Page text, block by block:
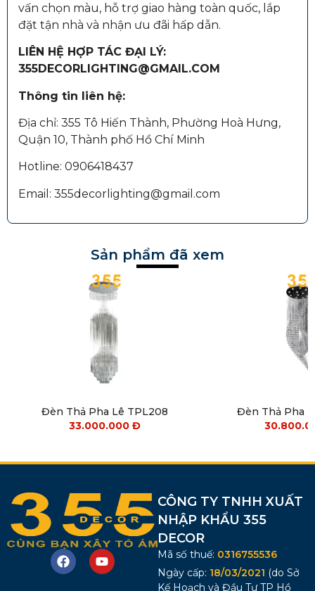
vấn chọn màu, hỗ trợ giao hàng toàn quốc, lắp
đặt tận nhà và nhận ưu đãi hấp dẫn.
LIÊN HỆ HỢP TÁC ĐẠI LÝ:
355DECORLIGHTING@GMAIL.COM
Thông tin liên hệ:
Địa chỉ: 355 Tô Hiến Thành, Phường Hoà Hưng,
Quận 10, Thành phố Hồ Chí Minh
Hotline: 0906418437
Email: 355decorlighting@gmail.com
Sản phẩm đã xem
Đèn Thả Pha Lê TPL208
33.000.000Đ
Đèn Thả Pha
CÔNG TY TNHH XUẤT
NHẬP KHẨU 355
DECOR
Mã số thuế: 0316755536
Ngày cấp: 18/03/2021 (do Sở
Kế Hoạch và Đầu Tư TP Hồ